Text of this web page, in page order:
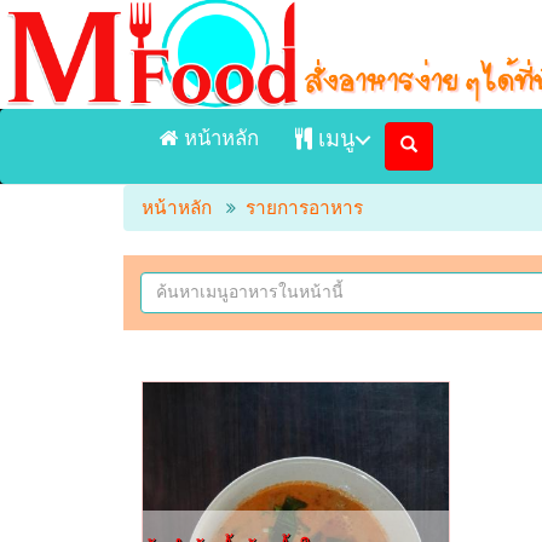
หน้าหลัก เมนู
หน้าแรก
เมนูอาหารจัดส่ง Delivery
หน้าหลัก รายการอาหาร